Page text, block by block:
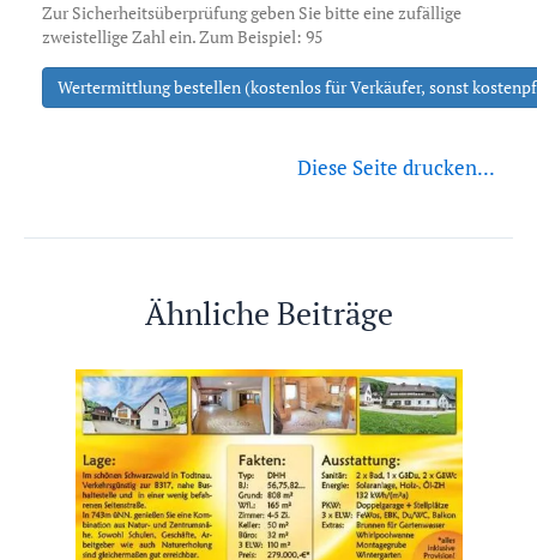
Zur Sicherheitsüberprüfung geben Sie bitte eine zufällige
zweistellige Zahl ein. Zum Beispiel: 95
Wertermittlung bestellen (kostenlos für Verkäufer, sonst
Diese Seite drucken...
Ähnliche Beiträge